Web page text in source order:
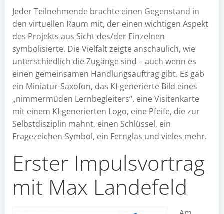
Jeder Teilnehmende brachte einen Gegenstand in
den virtuellen Raum mit, der einen wichtigen Aspekt
des Projekts aus Sicht des/der Einzelnen
symbolisierte. Die Vielfalt zeigte anschaulich, wie
unterschiedlich die Zugänge sind – auch wenn es
einen gemeinsamen Handlungsauftrag gibt. Es gab
ein Miniatur-Saxofon, das KI-generierte Bild eines
„nimmermüden Lernbegleiters“, eine Visitenkarte
mit einem KI-generierten Logo, eine Pfeife, die zur
Selbstdisziplin mahnt, einen Schlüssel, ein
Fragezeichen-Symbol, ein Fernglas und vieles mehr.
Erster Impulsvortrag
mit Max Landefeld